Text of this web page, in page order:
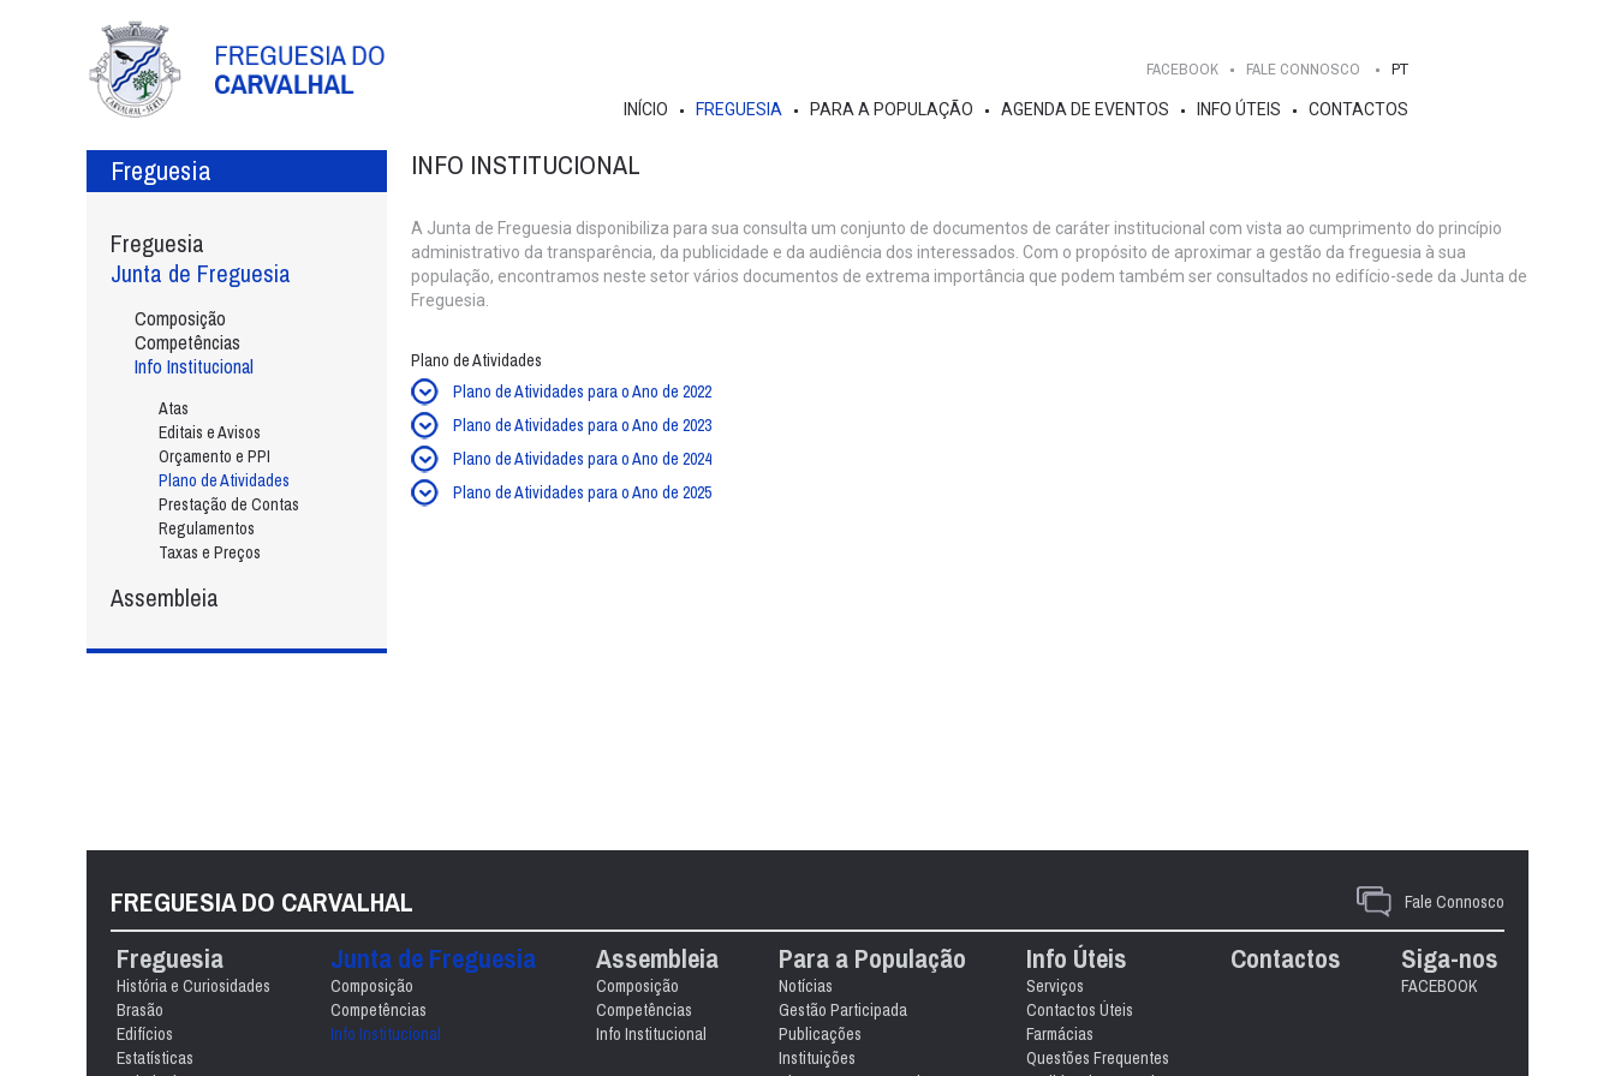
FACEBOOK FALE CONNOSCO PT
INÍCIO FREGUESIA PARA A POPULAÇÃO AGENDA DE EVENTOS INFO ÚTEIS CONTACTOS
Freguesia
Freguesia
Junta de Freguesia
Composição
Competências
Info Institucional
Atas
Editais e Avisos
Orçamento e PPI
Plano de Atividades
Prestação de Contas
Regulamentos
Taxas e Preços
Assembleia
INFO INSTITUCIONAL
A Junta de Freguesia disponibiliza para sua consulta um conjunto de documentos de caráter institucional com vista ao cumprimento do princípio
administrativo da transparência, da publicidade e da audiência dos interessados. Com o propósito de aproximar a gestão da freguesia à sua
população, encontramos neste setor vários documentos de extrema importância que podem também ser consultados no edifício-sede da Junta de
Freguesia.
Plano de Atividades
Plano de Atividades para o Ano de 2022
Plano de Atividades para o Ano de 2023
Plano de Atividades para o Ano de 2024
Plano de Atividades para o Ano de 2025
FREGUESIA DO CARVALHAL Fale Connosco
Freguesia
História e Curiosidades
Brasão
Edifícios
Estatísticas
Junta de Freguesia
Composição
Competências
Info Institucional
Assembleia
Composição
Competências
Info Institucional
Para a População
Notícias
Gestão Participada
Publicações
Instituições
Info Úteis
Serviços
Contactos Úteis
Farmácias
Questões Frequentes
Contactos Siga-nos
FACEBOOK